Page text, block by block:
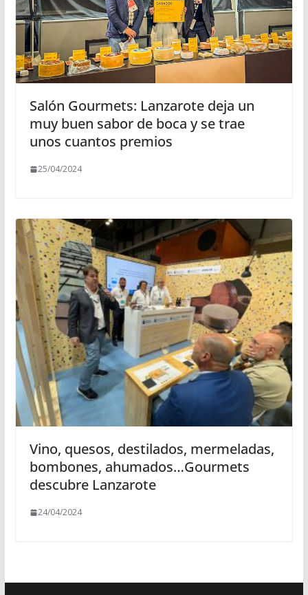
Salón Gourmets: Lanzarote deja un
muy buen sabor de boca y se trae
unos cuantos premios
25/04/2024
Vino, quesos, destilados, mermeladas,
bombones, ahumados…Gourmets
descubre Lanzarote
24/04/2024